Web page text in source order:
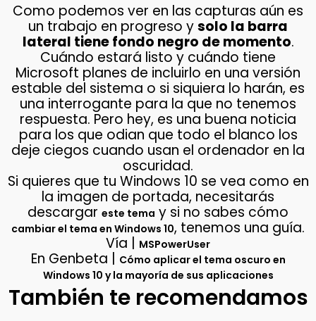
Como podemos ver en las capturas aún es
un trabajo en progreso ysolo la barra
lateral tiene fondo negro de momento.
Cuándo estará listo y cuándo tiene
Microsoft planes de incluirlo en una versión
estable del sistema o si siquiera lo harán, es
una interrogante para la que no tenemos
respuesta. Pero hey, es una buena noticia
para los que odian que todo el blanco los
deje ciegos cuando usan el ordenador en la
oscuridad.
Si quieres que tu Windows 10 se vea como en
la imagen de portada, necesitarás
descargar este tema y si no sabes cómo
cambiar el tema en Windows 10, tenemos una guía.
Vía | MSPowerUser
En Genbeta | Cómo aplicar el tema oscuro en
Windows 10 y la mayoría de sus aplicaciones
También te recomendamos